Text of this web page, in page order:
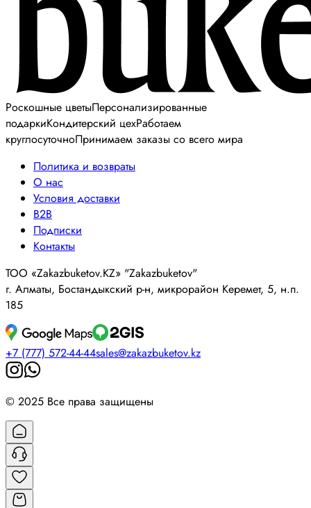
Роскошные цветыПерсонализированные
подаркиКондитерский цехРаботаем
круглосуточноПринимаем заказы со всего мира
Политика и возвраты
О нас
Условия доставки
B2B
Подписки
Контакты
ТОО «Zakazbuketov.KZ» "Zakazbuketov"
г. Алматы, Бостандыкский р-н, микрорайон Керемет, 5, н.п.
185
+7 (777) 572-44-44sales@zakazbuketov.kz
© 2025 Все права защищены